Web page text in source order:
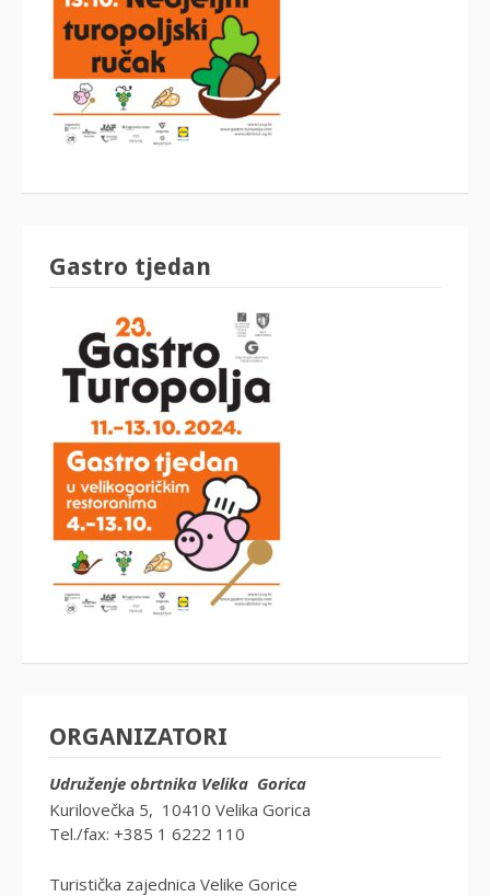
Gastro tjedan
ORGANIZATORI
Udruženje obrtnika Velika Gorica
Kurilovečka 5, 10410 Velika Gorica
Tel./fax: +385 1 6222 110
Turistička zajednica Velike Gorice